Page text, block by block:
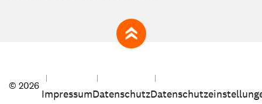
zum Seitenanfang
© 2026
ImpressumDatenschutz